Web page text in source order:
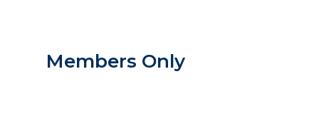
Members Only